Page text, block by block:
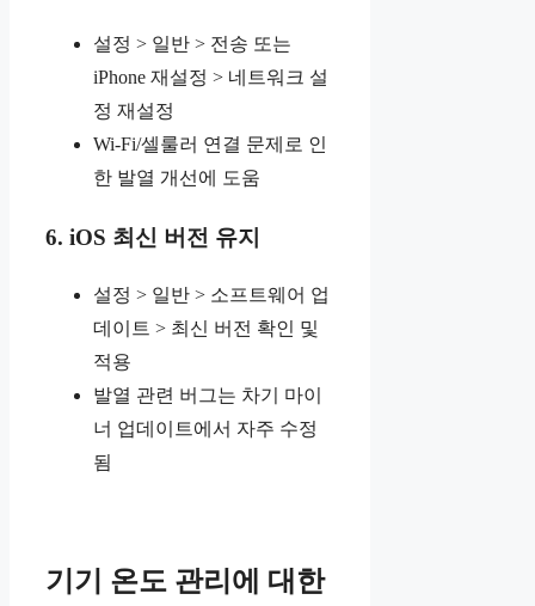
설정 > 일반 > 전송 또는
iPhone 재설정 > 네트워크 설
정 재설정
Wi-Fi/셀룰러 연결 문제로 인
한 발열 개선에 도움
6. iOS 최신 버전 유지
설정 > 일반 > 소프트웨어 업
데이트 > 최신 버전 확인 및
적용
발열 관련 버그는 차기 마이
너 업데이트에서 자주 수정
됨
기기 온도 관리에 대한